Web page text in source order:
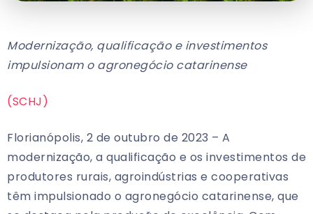
Modernização, qualificação e investimentos
impulsionam o agronegócio catarinense
(SCHJ)
Florianópolis, 2 de outubro de 2023 – A
modernização, a qualificação e os investimentos de
produtores rurais, agroindústrias e cooperativas
têm impulsionado o agronegócio catarinense, que